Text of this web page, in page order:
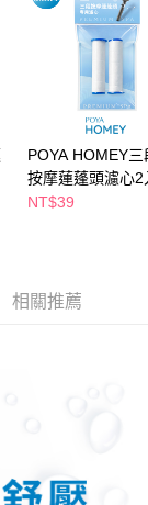
可透過四大超商／
。
取消訂單，請聯絡
需透過AFTEE先享
示為準，若有關於
「AFTEE先享後付
home
付」服務完成之交
意方可使用
惡意使用之情形，
取法律行動。
POYA HOMEY三
按摩蓮蓬頭濾心2
NT$39
相關推薦